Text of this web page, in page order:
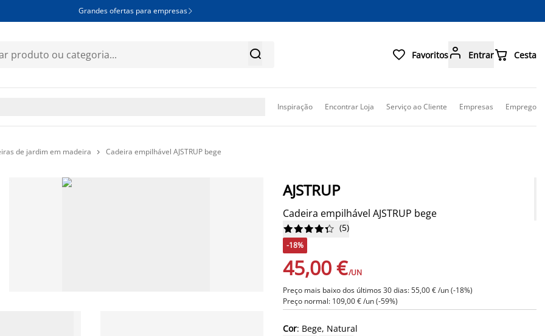
Grandes ofertas para empresas 
  Favoritos Entrar Cesta
Inspiração Encontrar Loja Serviço ao Cliente Empresas Emprego
de jardim em madeira  Cadeira empilhável AJSTRUP bege
AJSTRUP
Cadeira empilhável AJSTRUP bege





 (5)
-18%
45,00 €/UN
Preço mais baixo dos últimos 30 dias: 55,00 € /un (-18%)
Preço normal: 109,00 € /un (-59%)
Cor: Bege, Natural